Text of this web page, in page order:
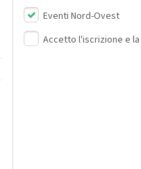
Eventi Nord-Ovest
Accetto l'iscrizione e la